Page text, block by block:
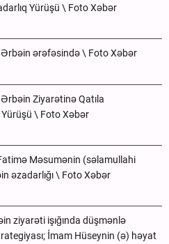
Yürüşü \ Foto Xəbər
ərəfəsində \ Foto Xəbər
Ziyarətinə Qatıla
\ Foto Xəbər
Məsumənin (səlamullahi
əzadarlığı \ Foto Xəbər
ziyarəti işığında düşmənlə
İmam Hüseynin (ə) həyat